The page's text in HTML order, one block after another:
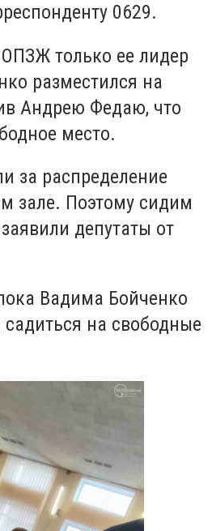
0629.
только ее лидер
разместился на
Андрею Федаю, что
место.
за распределение
зале. Поэтому сидим
депутаты от
Вадима Бойченко
на свободные